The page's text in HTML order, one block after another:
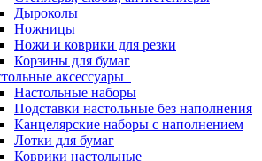
Дыроколы
Ножницы
Ножи и коврики для резки
Корзины для бумаг
аксессуары
Настольные наборы
Подставки настольные без наполнения
Канцелярские наборы с наполнением
Лотки для бумаг
Коврики настольные